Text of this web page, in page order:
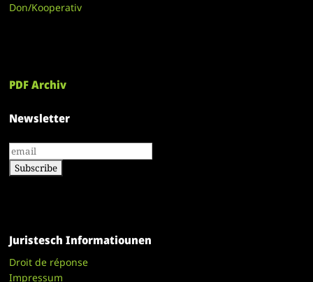
Don/Kooperativ
PDF Archiv
Newsletter
Juristesch Informatiounen
Droit de réponse
Impressum